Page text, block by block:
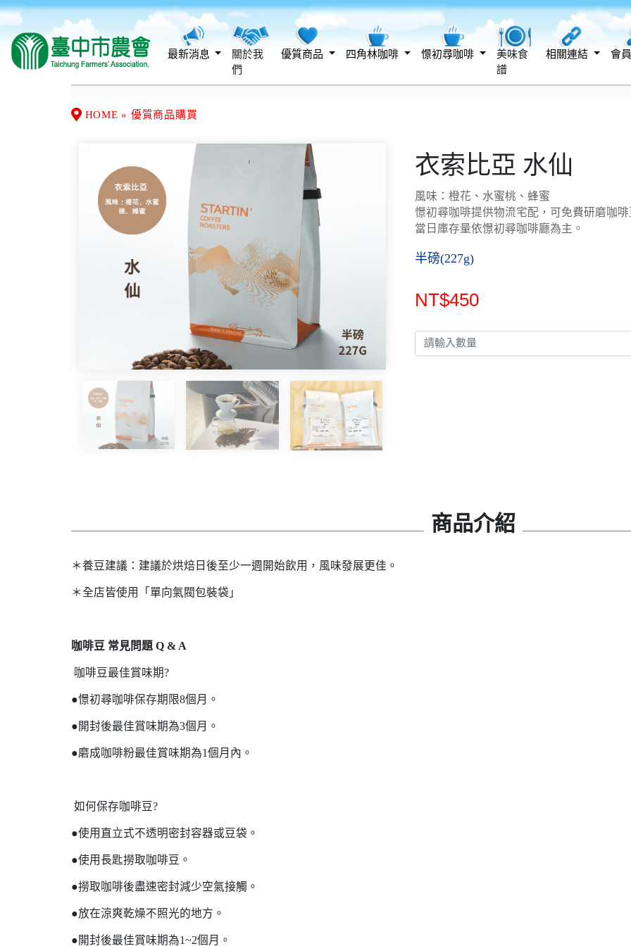
最新消息
關於我
們
優質商品 四角林咖啡 憬初尋咖啡
美味食
譜
相關連結 會
HOME » 優質商品購買
衣索比亞 水仙
風味：橙花、水蜜桃、蜂蜜
憬初尋咖啡提供物流宅配，可免費研磨咖啡
當日庫存量依憬初尋咖啡廳為主。
半磅(227g)
NT$450
商品介紹
＊養豆建議：建議於烘焙日後至少一週開始飲用，風味發展更佳。
＊全店皆使用「單向氣閥包裝袋」
咖啡豆 常見問題 Q & A
咖啡豆最佳賞味期?
●憬初尋咖啡保存期限8個月。
●開封後最佳賞味期為3個月。
●磨成咖啡粉最佳賞味期為1個月內。
如何保存咖啡豆?
●使用直立式不透明密封容器或豆袋。
●使用長匙撈取咖啡豆。
●撈取咖啡後盡速密封減少空氣接觸。
●放在涼爽乾燥不照光的地方。
●開封後最佳賞味期為1~2個月。